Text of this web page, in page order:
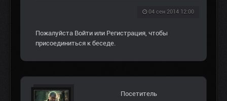
04 сен 2014 12:00
Пожалуйста Войти или Регистрация, чтобы
присоединиться к беседе.
Посетитель